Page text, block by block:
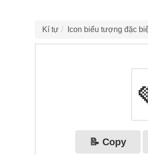
Kí tự Icon biểu tượng đặc
📝 Copy